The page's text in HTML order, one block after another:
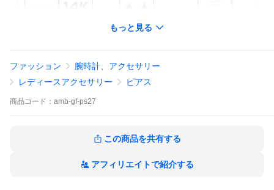
石種： ハーキマー産高品質水晶
金属：?ゴールドフィルドとは
ます。あらかじめご了承ください。
■当店では一部商品を除きピアスにはキャッチ代金は含まれておりませ
てお付けしています。
もっと見る
ファッション
腕時計、アクセサリー
レディースアクセサリー
ピアス
商品 コード： amb-gf-ps27
この商品を共有する
アフィリエイトで紹介する